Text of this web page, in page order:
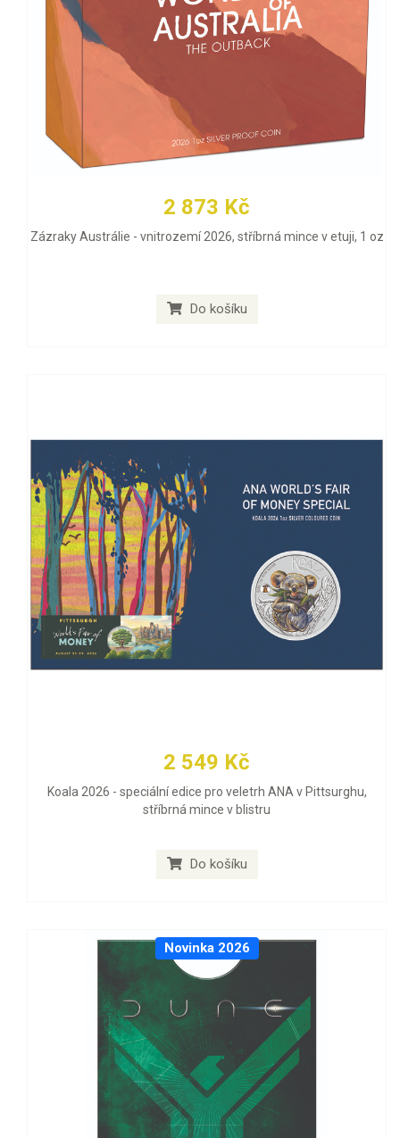
2 873 Kč
Zázraky Austrálie - vnitrozemí 2026, stříbrná mince v etuji, 1 oz
Do košíku
2 549 Kč
Koala 2026 - speciální edice pro veletrh ANA v Pittsurghu,
stříbrná mince v blistru
Do košíku
Novinka 2026